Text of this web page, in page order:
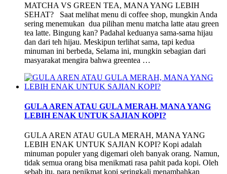
MATCHA VS GREEN TEA, MANA YANG LEBIH
SEHAT? Saat melihat menu di coffee shop, mungkin Anda
sering menemukan dua pilihan menu matcha latte atau green
tea latte. Bingung kan? Padahal keduanya sama-sama hijau
dan dari teh hijau. Meskipun terlihat sama, tapi kedua
minuman ini berbeda, Selama ini, mungkin sebagian dari
masyarakat mengira bahwa greentea …
GULA AREN ATAU GULA MERAH, MANA YANG
LEBIH ENAK UNTUK SAJIAN KOPI?
GULA AREN ATAU GULA MERAH, MANA YANG
LEBIH ENAK UNTUK SAJIAN KOPI? Kopi adalah
minuman populer yang digemari oleh banyak orang. Namun,
tidak semua orang bisa menikmati rasa pahit pada kopi. Oleh
sebab itu, para penikmat kopi seringkali menambahkan